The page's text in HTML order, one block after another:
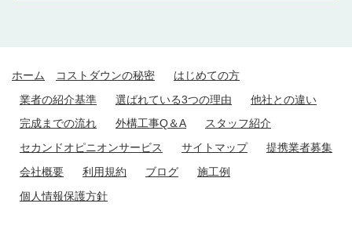
ホーム コストダウンの秘密
はじめての方
業者の紹介基準
選ばれている3つの理由
他社との違い
完成までの流れ
外構工事Q＆A
スタッフ紹介
セカンドオピニオンサービス
サイトマップ
提携業者募集
会社概要
利用規約 ブログ
施工例
個人情報保護方針